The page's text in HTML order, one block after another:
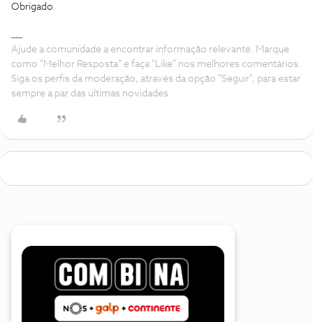
Obrigado
Ajude a comunidade a encontrar informação relevante. Marque
como "Melhor Resposta" e faça "Like" nos melhores comentários.
Siga os perfis da moderação, através da opção "Seguir", para estar
sempre a par das ultimas novidades.